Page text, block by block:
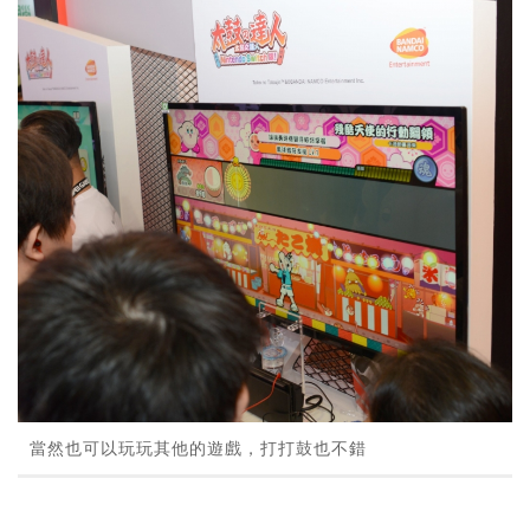
當然也可以玩玩其他的遊戲，打打鼓也不錯